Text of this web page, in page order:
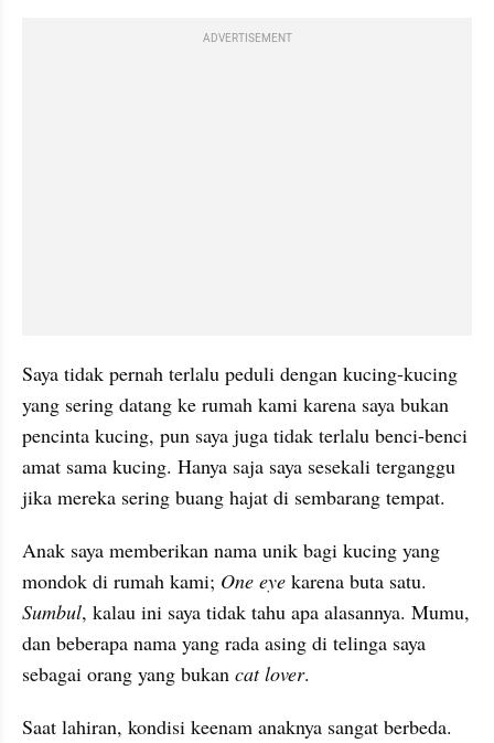
ADVERTISEMENT
Saya tidak pernah terlalu peduli dengan kucing-kucing
yang sering datang ke rumah kami karena saya bukan
pencinta kucing, pun saya juga tidak terlalu benci-benci
amat sama kucing. Hanya saja saya sesekali terganggu
jika mereka sering buang hajat di sembarang tempat.
Anak saya memberikan nama unik bagi kucing yang
mondok di rumah kami; One eye
Sumbul, kalau ini saya tidak tahu apa alasannya. Mumu,
dan beberapa nama yang rada asing di telinga saya
sebagai orang yang bukan cat lover.
Saat lahiran, kondisi keenam anaknya sangat berbeda.